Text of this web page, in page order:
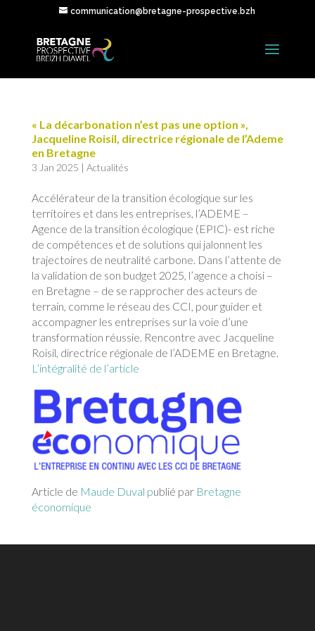
communication@bretagne-prospective.bzh
« La décarbonation n’est pas une option »,
Jacqueline Roisil, directrice régionale de l’Ademe
en Bretagne
3 Jan 2025 | Actualités
Accélérateur de la transition écologique sur les
territoires et dans les entreprises, l’ADEME –
Agence de la transition écologique (EPIC)- est riche
de compétences et de solutions qui jalonnent les
trajectoires de neutralité carbone. Dans l’attente de
la validation de son budget 2025, l’agence a choisi –
en Bretagne – de se rapprocher des acteurs de
terrain, comme le réseau des CCI, pour guider et
accompagner les entreprises sur la voie d’une
transformation réussie. Rencontre avec Jacqueline
Roisil, directrice régionale de l’ADEME en Bretagne.
L’intégralité de l’article
Article de Maude Duval publié par Bretagne
économique